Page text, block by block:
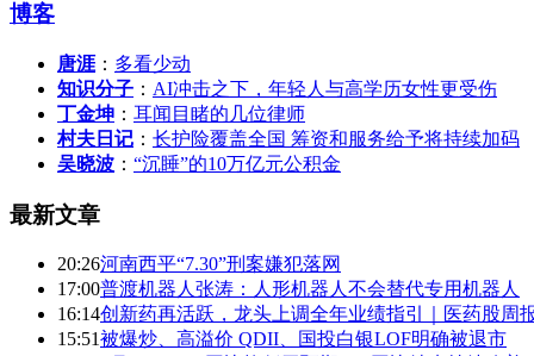
博客
唐涯 ： 多看少动
知识分子 ： AI冲击之下，年轻人与高学历女性更受伤
丁金坤 ： 耳闻目睹的几位律师
村夫日记 ： 长护险覆盖全国 筹资和服务给予将持续加码
吴晓波 ： “沉睡”的10万亿元公积金
最新文章
20:26河南西平“7.30”刑案嫌犯落网
17:00普渡机器人张涛：人形机器人不会替代专用机器人
16:14创新药再活跃，龙头上调全年业绩指引｜医药股周
15:51被爆炒、高溢价 QDII、国投白银LOF明确被退市